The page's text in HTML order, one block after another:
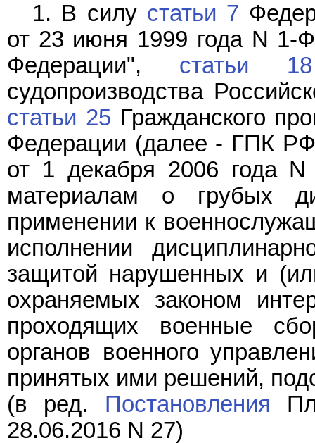
1. В силу статьи 7
от 23 июня 1999 года N 1-
Федерации", статьи 18
судопроизводства
статьи 25 Гражданского
Федерации (далее - ГПК
от 1 декабря 2006 года
материалам о грубых
применении к
исполнении
защитой нарушенных и
охраняемых законом
проходящих военные
органов военного
принятых ими решений,
(в ред. Постановления
28.06.2016 N 27)